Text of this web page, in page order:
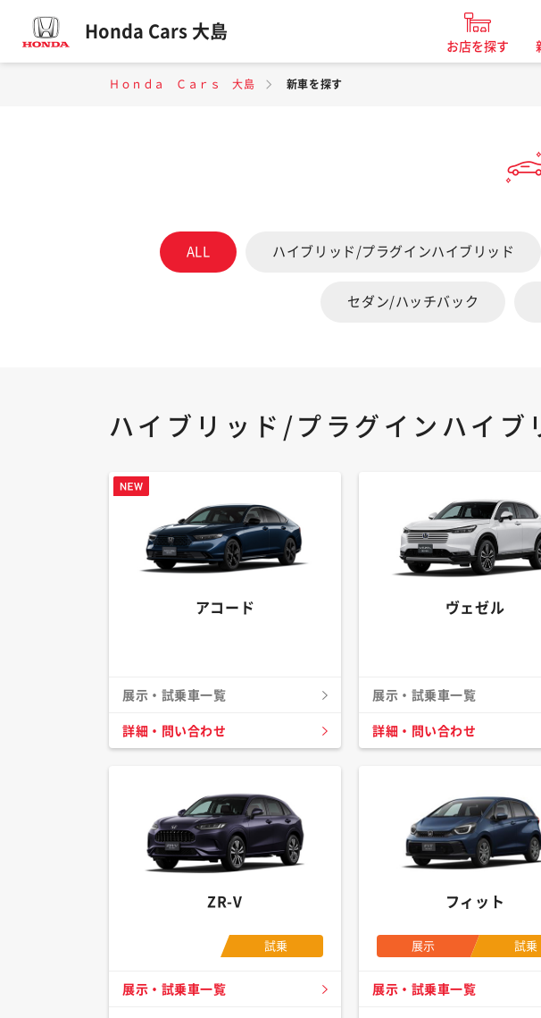
Honda Cars 大島
お店を探す
Ｈｏｎｄａ Ｃａｒｓ 大島 新車を探す
ALL ハイブリッド/プラグインハイブリッド
セダン/ハッチバック
ハイブリッド/プラグインハイブ
アコード
展示・試乗車一覧
詳細・問い合わせ
ヴェゼル
展示・試乗車一覧
詳細・問い合わせ
ZR-V
試乗
展示・試乗車一覧
フィット
展示 試乗
展示・試乗車一覧